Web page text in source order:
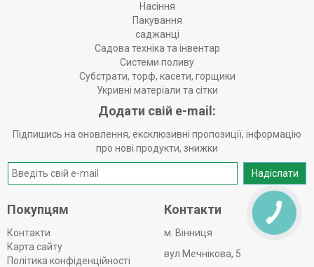
Насіння
Пакування
саджанці
Садова техніка та інвентар
Системи поливу
Субстрати, торф, касети, горщики
Укривні матеріали та сітки
Додати свій e-mail:
Підпишись на оновлення, ексклюзивні пропозиції, інформацію
про нові продукти, знижки
Надіслати
Покупцям
Контакти
Карта сайту
Політика конфіденційності
Контакти
м. Вінниця
вул Мечнікова, 5
КНОПКА
ЗВ'ЯЗКУ